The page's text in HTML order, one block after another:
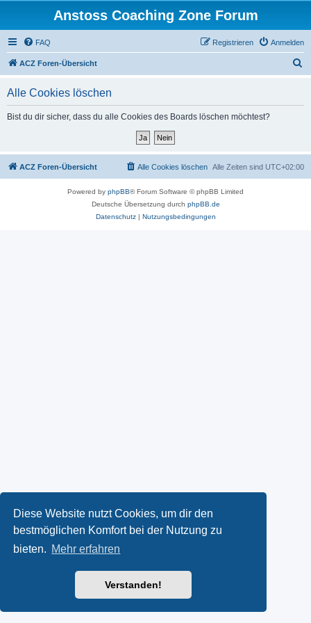
Diese Website nutzt Cookies, um dir den
bestmöglichen Komfort bei der Nutzung zu
bieten. Mehr erfahren
Verstanden!
Anstoss Coaching Zone Forum
FAQ Anmelden
Registrieren
ACZ Foren-Übersicht
Alle Cookies löschen
Bist du dir sicher, dass du alle Cookies des Boards löschen möchtest?
ACZ Foren-Übersicht Alle Zeiten sind UTC+02:00
Alle Cookies löschen
Powered by phpBB® Forum Software © phpBB Limited
Deutsche Übersetzung durch phpBB.de
Datenschutz| Nutzungsbedingungen